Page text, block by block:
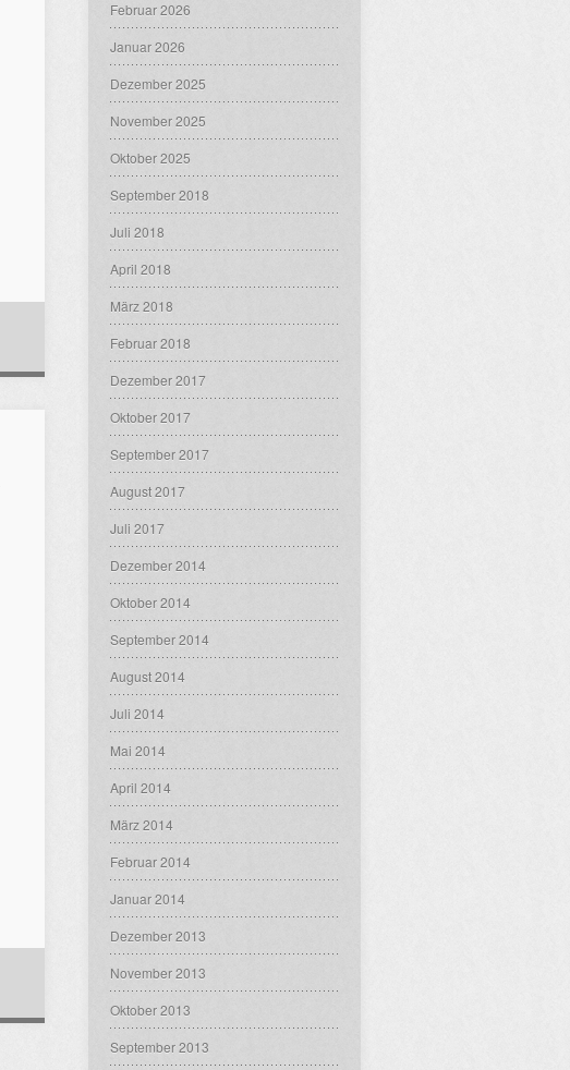
Februar 2026
Januar 2026
Dezember 2025
November 2025
Oktober 2025
September 2018
Juli 2018
April 2018
März 2018
Februar 2018
Dezember 2017
Oktober 2017
September 2017
August 2017
Juli 2017
Dezember 2014
Oktober 2014
September 2014
August 2014
Juli 2014
Mai 2014
April 2014
März 2014
Februar 2014
Januar 2014
Dezember 2013
November 2013
Oktober 2013
September 2013